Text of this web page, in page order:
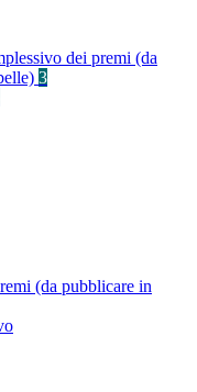
dei premi (da
3
(da pubblicare in